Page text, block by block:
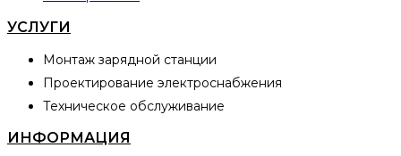
УСЛУГИ
Монтаж зарядной станции
Проектирование электроснабжения
Техническое обслуживание
ИНФОРМАЦИЯ